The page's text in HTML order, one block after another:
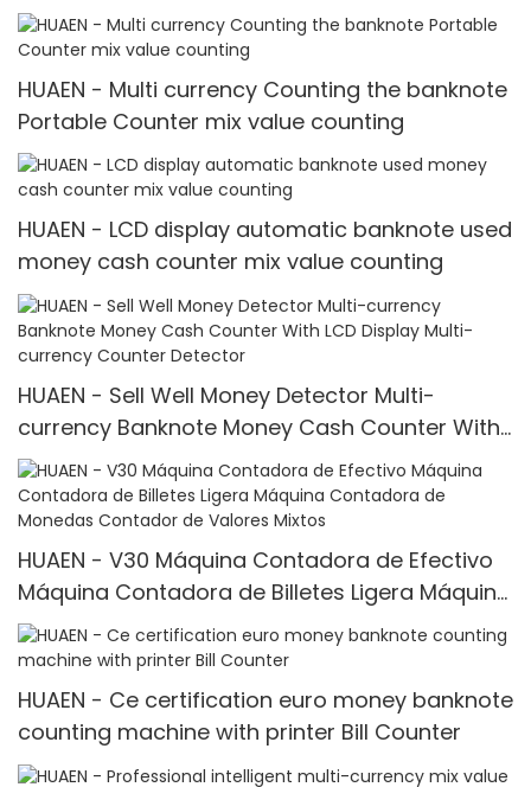
comprobador de billetes, detector de dinero,
conteo de valores mixtos
HUAEN - Multi currency Counting the banknote
Portable Counter mix value counting
HUAEN - LCD display automatic banknote used
money cash counter mix value counting
HUAEN - Sell Well Money Detector Multi-
currency Banknote Money Cash Counter With
LCD Display Multi-currency Counter <000000>
Detector
HUAEN - V30 Máquina Contadora de Efectivo
Máquina Contadora de Billetes Ligera Máquina
Contadora de Monedas Contador de Valores
Mixtos
HUAEN - Ce certification euro money banknote
counting machine with printer Bill Counter